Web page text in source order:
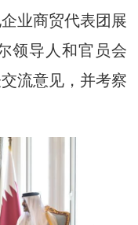
业商贸代表团展
领导人和官员会
流意见，并考察